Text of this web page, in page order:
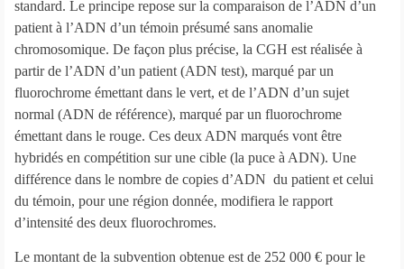
standard. Le principe repose sur la comparaison de l’ADN d’un
patient à l’ADN d’un témoin présumé sans anomalie
chromosomique. De façon plus précise, la CGH est réalisée à
partir de l’ADN d’un patient (ADN test), marqué par un
fluorochrome émettant dans le vert, et de l’ADN d’un sujet
normal (ADN de référence), marqué par un fluorochrome
émettant dans le rouge. Ces deux ADN marqués vont être
hybridés en compétition sur une cible (la puce à ADN). Une
différence dans le nombre de copies d’ADN du patient et celui
du témoin, pour une région donnée, modifiera le rapport
d’intensité des deux fluorochromes.
Le montant de la subvention obtenue est de 252 000 € pour le